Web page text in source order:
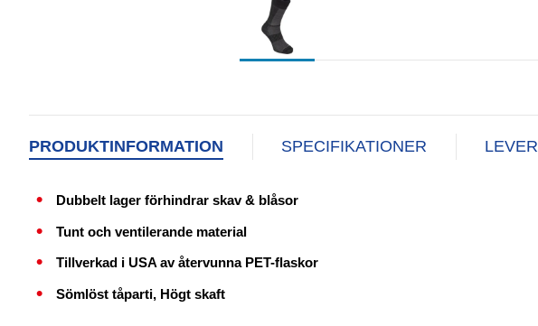
PRODUKTINFORMATION SPECIFIKATIONER
Dubbelt lager förhindrar skav & blåsor
Tunt och ventilerande material
Tillverkad i USA av återvunna PET-flaskor
Sömlöst tåparti, Högt skaft